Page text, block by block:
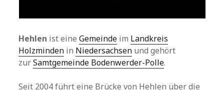
Hehlen ist eineGemeinde im Landkreis
Holzminden in Niedersachsen und gehört
zurSamtgemeinde Bodenwerder-Polle.
Seit 2004 führt eine Brücke von Hehlen über die